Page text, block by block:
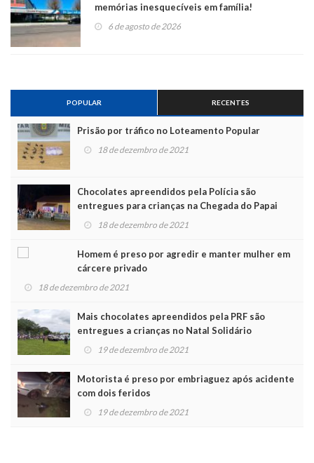
memórias inesquecíveis em família!
6 de agosto de 2026
POPULAR RECENTES
Prisão por tráfico no Loteamento Popular
18 de dezembro de 2021
Chocolates apreendidos pela Polícia são
entregues para crianças na Chegada do Papai
Noel
18 de dezembro de 2021
Homem é preso por agredir e manter mulher em
cárcere privado
18 de dezembro de 2021
Mais chocolates apreendidos pela PRF são
entregues a crianças no Natal Solidário
19 de dezembro de 2021
Motorista é preso por embriaguez após acidente
com dois feridos
19 de dezembro de 2021